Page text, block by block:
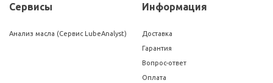
Сервисы
Анализ масла (Сервис LubeAnalyst)
Информация
Доставка
Гарантия
Вопрос-ответ
Оплата